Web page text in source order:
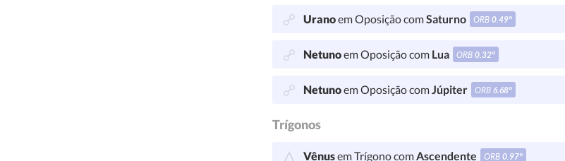
Uranoem Oposição comSaturno ORB0.49°
Netunoem Oposição com Lua ORB0.32°
Netunoem Oposição comJúpiter ORB6.68°
Trígonos
Vênusem Trígono comAscendente ORB0.97°